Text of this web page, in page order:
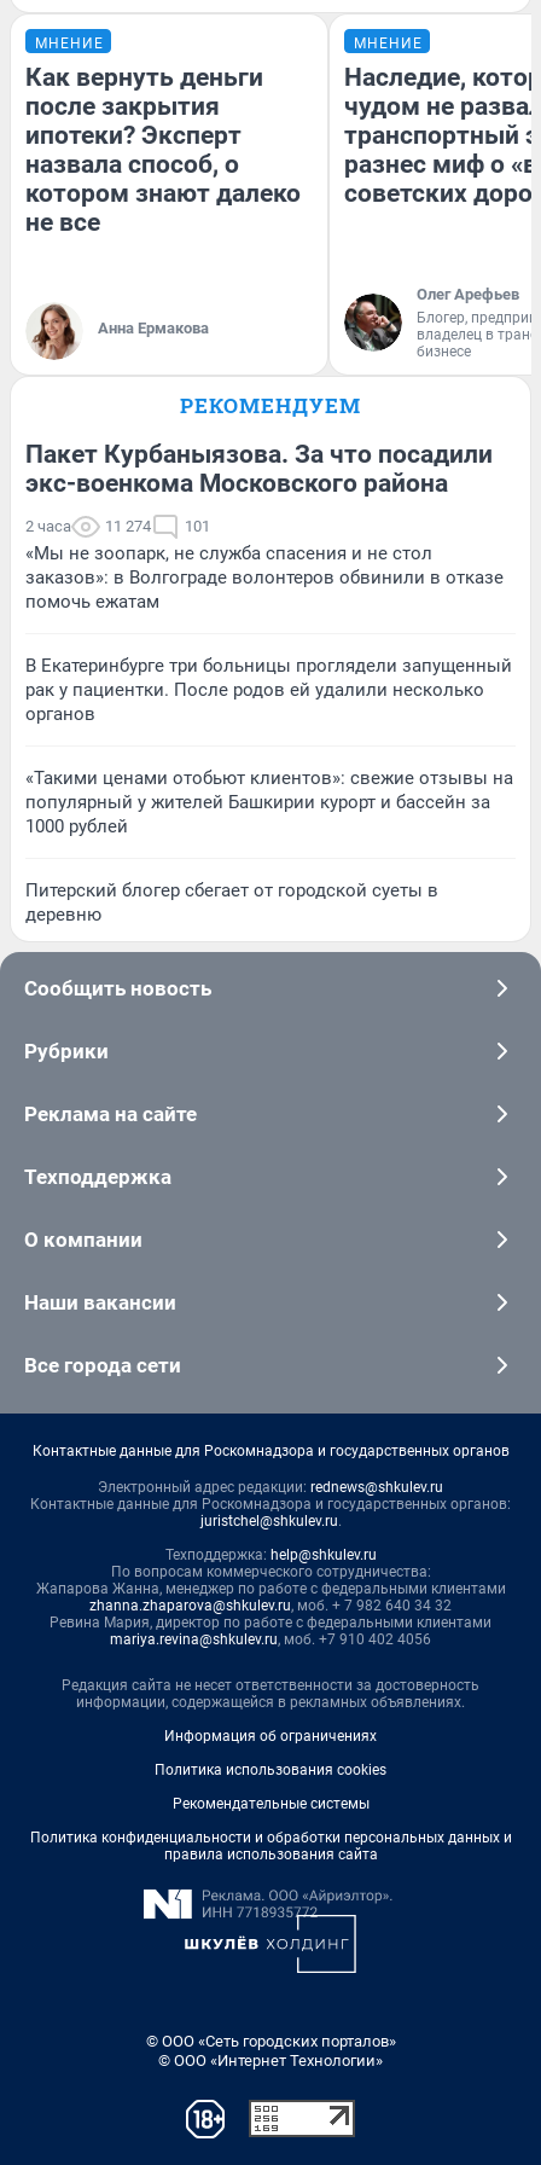
МНЕНИЕ
Как вернуть деньги
после закрытия
ипотеки? Эксперт
назвала способ, о
котором знают далеко
не все
Анна Ермакова
МНЕНИЕ
Наследие,
чудом не
транспортный
разнес миф о
советских
Олег Арефьев
Блогер,
владелец в
бизнесе
РЕКОМЕНДУЕМ
Пакет Курбаныязова. За что посадили
экс-военкома Московского района
2 часа 11 274 101
«Мы не зоопарк, не служба спасения и не стол
заказов»: в Волгограде волонтеров обвинили в отказе
помочь ежатам
В Екатеринбурге три больницы проглядели запущенный
рак у пациентки. После родов ей удалили несколько
органов
«Такими ценами отобьют клиентов»: свежие отзывы на
популярный у жителей Башкирии курорт и бассейн за
1000 рублей
Питерский блогер сбегает от городской суеты в
деревню
Сообщить новость
Рубрики
Реклама на сайте
Техподдержка
О компании
Наши вакансии
Все города сети
Контактные данные для Роскомнадзора и государственных органов
Электронный адрес редакции: rednews@shkulev.ru
Контактные данные для Роскомнадзора и государственных органов:
juristchel@shkulev.ru.
Техподдержка: help@shkulev.ru
По вопросам коммерческого сотрудничества:
Жапарова Жанна, менеджер по работе с федеральными клиентами
zhanna.zhaparova@shkulev.ru, моб. + 7 982 640 34 32
Ревина Мария, директор по работе с федеральными клиентами
mariya.revina@shkulev.ru, моб. +7 910 402 4056
Редакция сайта не несет ответственности за достоверность
информации, содержащейся в рекламных объявлениях.
Информация об ограничениях
Политика использования cookies
Рекомендательные системы
Политика конфиденциальности и обработки персональных данных и
правила использования сайта
© ООО «Сеть городских порталов»
© ООО «Интернет Технологии»